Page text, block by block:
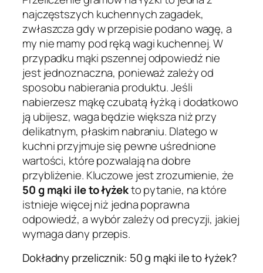
najczęstszych kuchennych zagadek,
zwłaszcza gdy w przepisie podano wagę, a
my nie mamy pod ręką wagi kuchennej. W
przypadku mąki pszennej odpowiedź nie
jest jednoznaczna, ponieważ zależy od
sposobu nabierania produktu. Jeśli
nabierzesz mąkę czubatą łyżką i dodatkowo
ją ubijesz, waga będzie większa niż przy
delikatnym, płaskim nabraniu. Dlatego w
kuchni przyjmuje się pewne uśrednione
wartości, które pozwalają na dobre
przybliżenie. Kluczowe jest zrozumienie, że
50 g mąki ile to łyżekto pytanie, na które
istnieje więcej niż jedna poprawna
odpowiedź, a wybór zależy od precyzji, jakiej
wymaga dany przepis.
Dokładny przelicznik: 50 g mąki ile to łyżek?